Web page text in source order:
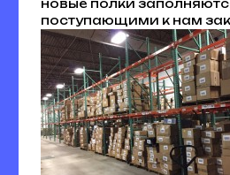
новые полки
поступающими к нам